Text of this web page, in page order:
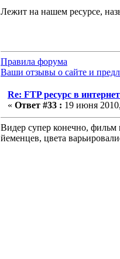
Лежит на нашем ресурсе,
Правила форума
Ваши отзывы о сайте и
Re: FTP ресурс в
« Ответ #33 : 19 июня
Видер супер конечно, фильм
йеменцев, цвета